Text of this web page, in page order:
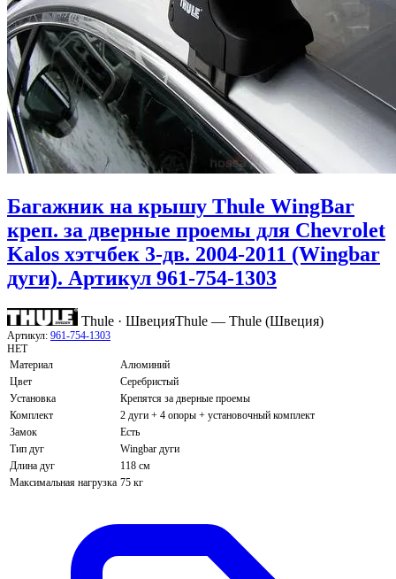
Багажник на крышу Thule WingBar
креп. за дверные проемы для Chevrolet
Kalos хэтчбек 3-дв. 2004-2011 (Wingbar
дуги). Артикул 961-754-1303
Thule · ШвецияThule — Thule (Швеция)
Артикул: 961-754-1303
НЕТ
Материал
Алюминий
Цвет
Серебристый
Установка
Крепятся за дверные проемы
Комплект
2 дуги + 4 опоры + установочный комплект
Замок
Есть
Тип дуг
Wingbar дуги
Длина дуг
118 см
Максимальная нагрузка 75 кг